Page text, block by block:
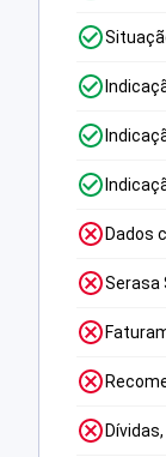
Dados
Serasa